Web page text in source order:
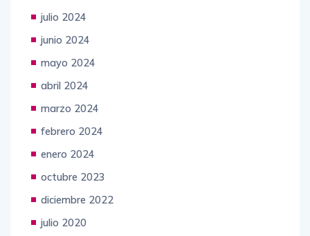
julio 2024
junio 2024
mayo 2024
abril 2024
marzo 2024
febrero 2024
enero 2024
octubre 2023
diciembre 2022
julio 2020